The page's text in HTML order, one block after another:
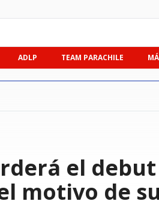
ADLP TEAM PARACHILE
el
motivo de